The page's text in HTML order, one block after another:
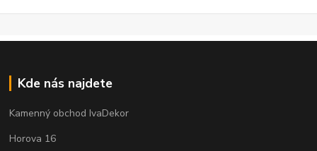
Kde nás najdete
Kamenný obchod IvaDekor
Horova 16